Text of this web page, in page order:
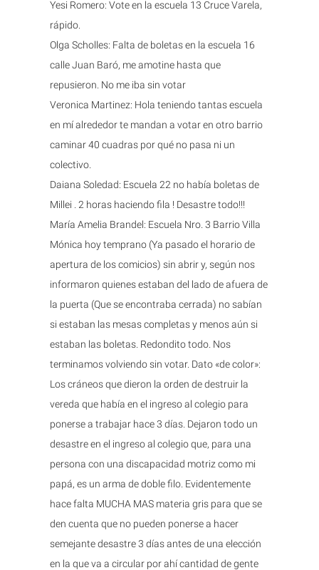
Yesi Romero: Vote en la escuela 13 Cruce Varela,
rápido.
Olga Scholles: Falta de boletas en la escuela 16
calle Juan Baró, me amotine hasta que
repusieron. No me iba sin votar
Veronica Martinez: Hola teniendo tantas escuela
en mí alrededor te mandan a votar en otro barrio
caminar 40 cuadras por qué no pasa ni un
colectivo.
Daiana Soledad: Escuela 22 no había boletas de
Millei . 2 horas haciendo fila ! Desastre todo!!!
María Amelia Brandel: Escuela Nro. 3 Barrio Villa
Mónica hoy temprano (Ya pasado el horario de
apertura de los comicios) sin abrir y, según nos
informaron quienes estaban del lado de afuera de
la puerta (Que se encontraba cerrada) no sabían
si estaban las mesas completas y menos aún si
estaban las boletas. Redondito todo. Nos
terminamos volviendo sin votar. Dato «de color»:
Los cráneos que dieron la orden de destruir la
vereda que había en el ingreso al colegio para
ponerse a trabajar hace 3 días. Dejaron todo un
desastre en el ingreso al colegio que, para una
persona con una discapacidad motriz como mi
papá, es un arma de doble filo. Evidentemente
hace falta MUCHA MAS materia gris para que se
den cuenta que no pueden ponerse a hacer
semejante desastre 3 días antes de una elección
en la que va a circular por ahí cantidad de gente